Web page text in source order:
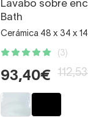
Lavabo sobre
Bath
Cerámica 48 x 34 x
(3)
93,40€